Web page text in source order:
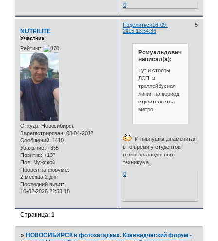
0
Поделиться 5
16-09-
2015 13:54:36
NUTRILITE
Участник
Рейтинг:
Откуда: Новосибирск
Зарегистрирован: 08-04-2012
Сообщений: 1410
Уважение: +355
Позитив: +137
Пол: Мужской
Провел на форуме:
2 месяца 2 дня
Последний визит:
10-02-2026 22:53:18
Ромуальдович
написал(а):
Тут и столбы
ЛЭП, и
троллейбусная
линия на период
строительства
метро.
И пивнушка ,знаменитая
в то время у студентов
геологоразведочного
техникума.
0
Страница:1
» НОВОСИБИРСК в фотозагадках. Краеведческий форум -